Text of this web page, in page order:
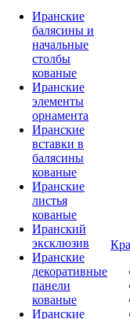
Иранские
балясины и
начальные
столбы
кованые
Иранские
элементы
орнамента
Иранские
вставки в
балясины
кованые
Иранские
листья
кованые
Иранский
эксклюзив
Иранские
декоративные
панели
кованые
Иранские